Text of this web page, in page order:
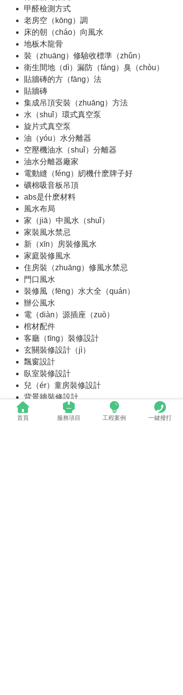
甲醛檢測方式
老房空（kōng）調
床的朝（cháo）向風水
地板木龍骨
裝（zhuāng）修驗收標準（zhǔn）
衛生間地（dì）漏防（fáng）臭（chòu）
貼牆磚的方（fāng）法
貼牆磚
集成吊頂安裝（zhuāng）方法
水（shuǐ）環式真空泵
旋片式真空泵
油（yóu）水分離器
空壓機油水（shuǐ）分離器
油水分離器廠家
電動縫（féng）紉機什麽牌子好
礦棉吸音板吊頂
abs是什麽材料
風水布局
家（jiā）中風水（shuǐ）
家裝風水禁忌
新（xīn）房裝修風水
家庭裝修風水
住房裝（zhuāng）修風水禁忌
門口風水
裝修風（fēng）水大全（quán）
辦公風水
電（diàn）源插座（zuò）
棺材配件
客廳（tīng）裝修設計
玄關裝修設計（jì）
飄窗設計
臥室裝修設計
兒（ér）童房裝修設計
背景牆裝修設計
書房裝修設計
紗窗
首頁 服務項目 工程案例 一鍵撥打